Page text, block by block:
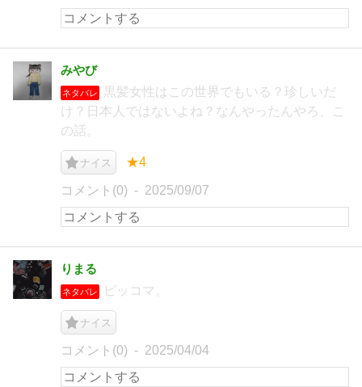
みやび
ネタバレ
黒髪女性はこの世界でもいる？珍しいだ
け？日本人ではないよね？なんやったんやろ、こ
の話。
ナイス ★4
コメント(0) 2025/09/07
りまる
ネタバレ ピッコマ。
ナイス
コメント(0) 2025/04/04